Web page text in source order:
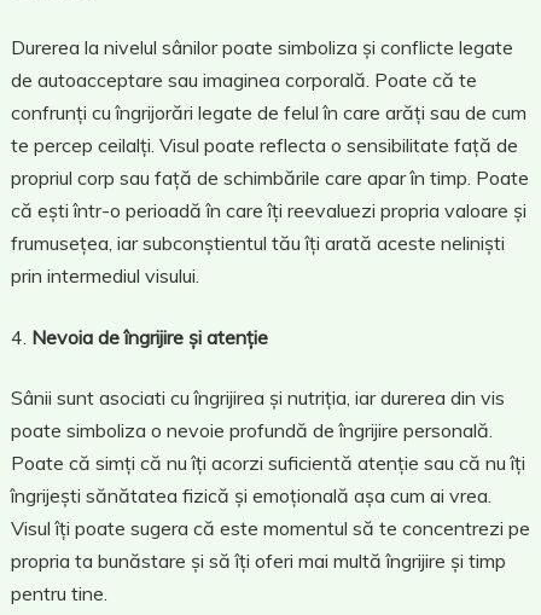
Durerea la nivelul sânilor poate simboliza și conflicte legate
de autoacceptare sau imaginea corporală. Poate că te
confrunți cu îngrijorări legate de felul în care arăți sau de cum
te percep ceilalți. Visul poate reflecta o sensibilitate față de
propriul corp sau față de schimbările care apar în timp. Poate
că ești într-o perioadă în care îți reevaluezi propria valoare și
frumusețea, iar subconștientul tău îți arată aceste neliniști
prin intermediul visului.
Nevoia de îngrijire și atenție
Sânii sunt asociati cu îngrijirea și nutriția, iar durerea din vis
poate simboliza o nevoie profundă de îngrijire personală.
Poate că simți că nu îți acorzi suficientă atenție sau că nu îți
îngrijești sănătatea fizică și emoțională așa cum ai vrea.
Visul îți poate sugera că este momentul să te concentrezi pe
propria ta bunăstare și să îți oferi mai multă îngrijire și timp
pentru tine.